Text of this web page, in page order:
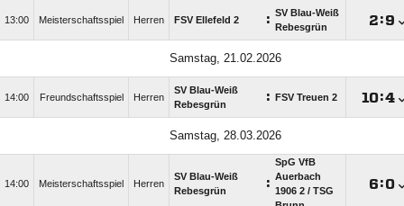
13:00 Meisterschaftsspiel Herren FSV Ellefeld 2 : SV Blau-Weiß
Rebesgrün
:
Samstag, 21.02.2026
14:00 Freundschaftsspiel Herren
SV Blau-Weiß
Rebesgrün
: FSV Treuen 2 :
Samstag, 28.03.2026
14:00 Meisterschaftsspiel Herren
SV Blau-Weiß
Rebesgrün
:
SpG VfB
Auerbach
1906 2 /​ TSG
: